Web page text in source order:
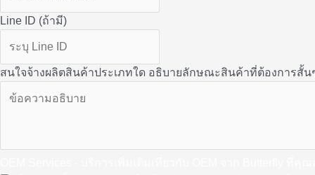
Line ID (ถ้ามี)
สนใจจ้างผลิตสินค้าประเภทใด อธิบายลักษณะสินค้าที่ต้องการสั้น